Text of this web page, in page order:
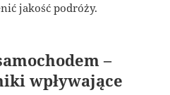
jakość podróży.
–
wpływające